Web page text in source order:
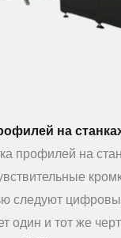
на
профилей на
следуют
один и тот же